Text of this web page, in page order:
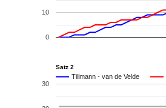
0
10
Satz 2
Tillmann - van de Velde
30